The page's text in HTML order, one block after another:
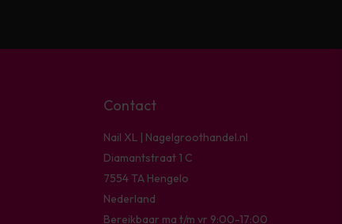
Contact
Nail XL | Nagelgroothandel.nl
Diamantstraat 1 C
7554 TA Hengelo
Nederland
Bereikbaar ma t/m vr 9:00-17:00